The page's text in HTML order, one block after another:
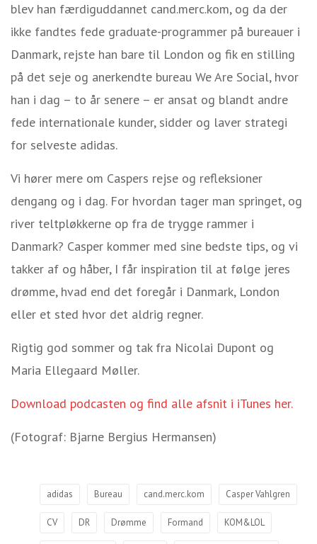
blev han færdiguddannet cand.merc.kom, og da der
ikke fandtes fede graduate-programmer på bureauer i
Danmark, rejste han bare til London og fik en stilling
på det seje og anerkendte bureau We Are Social, hvor
han i dag – to år senere – er ansat og blandt andre
fede internationale kunder, sidder og laver strategi
for selveste adidas.
Vi hører mere om Caspers rejse og refleksioner
dengang og i dag. For hvordan tager man springet, og
river teltpløkkerne op fra de trygge rammer i
Danmark? Casper kommer med sine bedste tips, og vi
takker af og håber, I får inspiration til at følge jeres
drømme, hvad end det foregår i Danmark, London
eller et sted hvor det aldrig regner.
Rigtig god sommer og tak fra Nicolai Dupont og
Maria Ellegaard Møller.
Download podcasten og find alle afsnit i iTunes her.
(Fotograf: Bjarne Bergius Hermansen)
adidas Bureau cand.merc.kom Casper Vahlgren
CV DR Drømme Formand KOM&LOL